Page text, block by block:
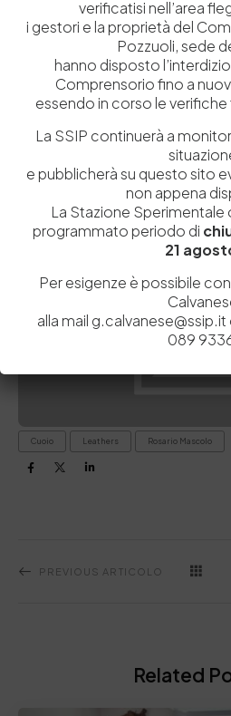
Ing. Rosario Mascolo – Coordinatore
Dipartimento Sviluppo Prodotto 26-
Pubblicato il:
26 Set 2024 alle 10:28
Cuoio Leathers Rosario Mascolo
PREVIOUS ARTICOLO
Related
verificatisi nell’area
i gestori e la proprietà del
Pozzuoli, sede
hanno disposto
Comprensorio fino a
essendo in corso le
La SSIP continuerà a
e pubblicherà su questo sito
non appena
La Stazione Sperimentale
programmato periodo di
21
Per esigenze è possibile
alla mail
089